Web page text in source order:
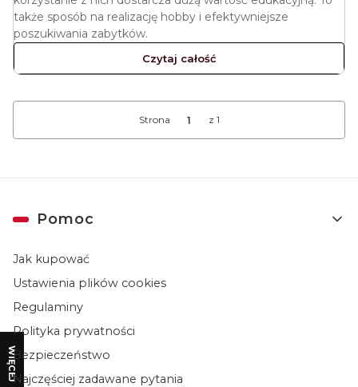
WIĘCEJ
także sposób na realizację hobby i efektywniejsze
poszukiwania zabytków.
Czytaj całość
Strona z 1
Linki w stopce
Pomoc
Jak kupować
Ustawienia plików cookies
Regulaminy
Polityka prywatności
Bezpieczeństwo
Najczęściej zadawane pytania